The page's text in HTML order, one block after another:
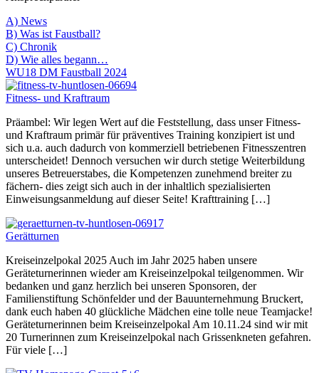
A) News
B) Was ist Faustball?
C) Chronik
D) Wie alles begann…
WU18 DM Faustball 2024
Fitness- und Kraftraum
Präambel: Wir legen Wert auf die Feststellung, dass unser Fitness-
und Kraftraum primär für präventives Training konzipiert ist und
sich u.a. auch dadurch von kommerziell betriebenen Fitnesszentren
unterscheidet! Dennoch versuchen wir durch stetige Weiterbildung
unseres Betreuerstabes, die Kompetenzen zunehmend breiter zu
fächern- dies zeigt sich auch in der inhaltlich spezialisierten
Einweisungsanmeldung auf dieser Seite! Krafttraining […]
Gerätturnen
Kreiseinzelpokal 2025 Auch im Jahr 2025 haben unsere
Geräteturnerinnen wieder am Kreiseinzelpokal teilgenommen. Wir
bedanken und ganz herzlich bei unseren Sponsoren, der
Familienstiftung Schönfelder und der Bauunternehmung Bruckert,
dank euch haben 40 glückliche Mädchen eine tolle neue Teamjacke!
Geräteturnerinnen beim Kreiseinzelpokal Am 10.11.24 sind wir mit
20 Turnerinnen zum Kreiseinzelpokal nach Grissenkneten gefahren.
Für viele […]